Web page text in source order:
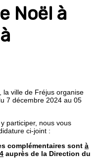
Noël à
la ville de Fréjus organise
7 décembre 2024 au 05
participer, nous vous
ci-joint :
complémentaires sont à
auprès de la Direction du